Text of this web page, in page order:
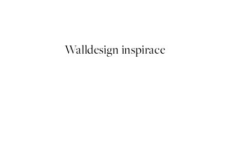
Walldesign inspirace